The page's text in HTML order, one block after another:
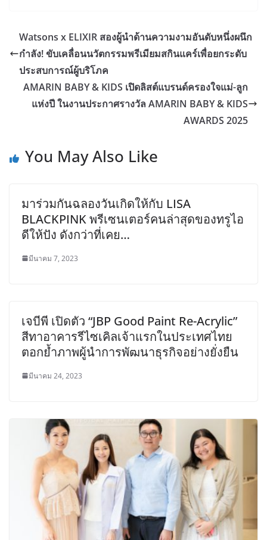
Watsons x ELIXIR สองผู้นำด้านความงามอันดับหนึ่งผนึก
กำลัง! ขับเคลื่อนนวัตกรรมพรีเมียมสกินแคร์เพื่อยกระดับ
ประสบการณ์ผู้บริโภค
AMARIN BABY & KIDS เปิดลิสต์แบรนด์ครองใจแม่-ลูก
แห่งปี ในงานประกาศรางวัล AMARIN BABY & KIDS
AWARDS 2025
You May Also Like
มาร่วมกันฉลองวันเกิดให้กับ LISA
BLACKPINK พรีเซนเตอร์คนล่าสุดของทรูไอ
ดีให้ปัง ดังกว่าที่เคย…
มีนาคม 7, 2023
เจบีพี เปิดตัว “JBP Good Paint Re-Acrylic”
สีทาอาคารรีไซเคิลเจ้าแรกในประเทศไทย
ตอกย้ำภาพผู้นำการพัฒนาธุรกิจอย่างยั่งยืน
มีนาคม 24, 2023